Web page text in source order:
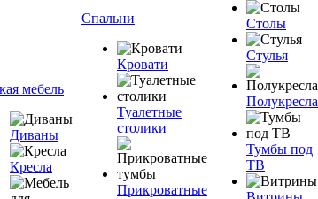
мебель
Диваны
Кресла
Спальни
Кровати
Туалетные
столики
Прикроватные
Столы
Стулья
Полукресла
Тумбы под
ТВ